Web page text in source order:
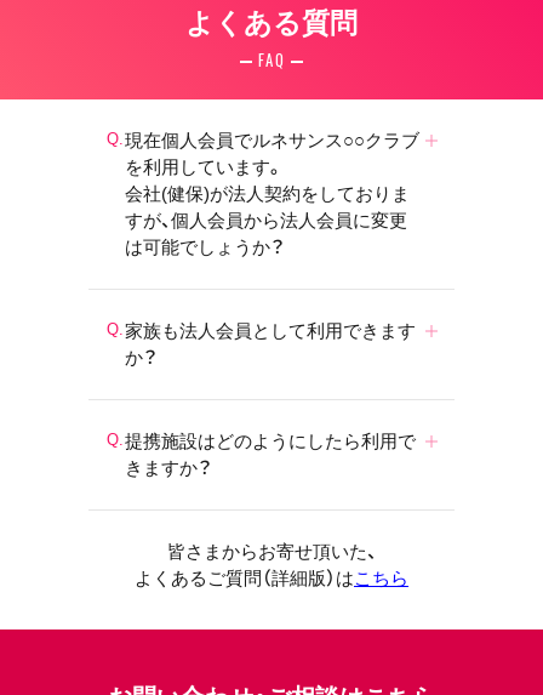
よくある質問
FAQ
現在個人会員でルネサンス○○クラブ
を利用しています。
会社(健保)が法人契約をしておりま
すが、個人会員から法人会員に変更
は可能でしょうか？
家族も法人会員として利用できます
か？
提携施設はどのようにしたら利用で
きますか？
皆さまからお寄せ頂いた、
よくあるご質問（詳細版）はこちら